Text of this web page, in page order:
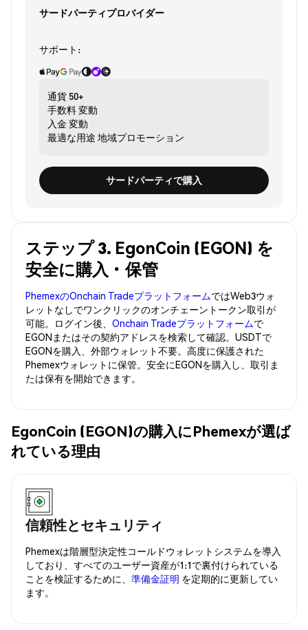
サードパーティプロバイダー
サポート:
通貨 50+
手数料変動
入金 変動
最適な用途 地域プロモーション
サードパーティで購入
ステップ 3. EgonCoin (EGON) を
安全に購入・保管
PhemexのOnchain TradeプラットフォームではWeb3ウォ
レットなしでワンクリックのオンチェーントークン取引が
可能。ログイン後、 Onchain Tradeプラットフォームで
EGONまたはその契約アドレスを検索して確認。USDTで
EGONを購入、外部ウォレット不要。高度に保護された
Phemexウォレットに保管。安全にEGONを購入し、取引ま
たは保有を開始できます。
EgonCoin (EGON)の購入にPhemexが選ば
れている理由
信頼性とセキュリティ
Phemexは階層型決定性コールドウォレットシステムを導入
しており、すべてのユーザー資産が1:1で裏付けられている
ことを検証するために、 準備金証明 を定期的に更新してい
ます。